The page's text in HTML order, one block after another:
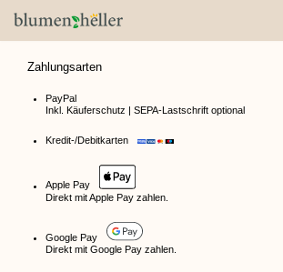
Zum
springen
Zahlungsarten
PayPal
Inkl. Käuferschutz | SEPA-Lastschrift optional
Kredit-/Debitkarten
Apple Pay
Direkt mit Apple Pay zahlen.
Google Pay
Direkt mit Google Pay zahlen.